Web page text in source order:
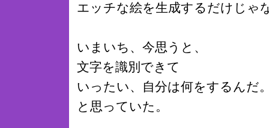
エッチな絵を生成するだけじゃ
いまいち、今思うと、
文字を識別できて
いったい、自分は何をするんだ
と思っていた。